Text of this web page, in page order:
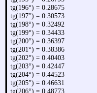
tg(196°) = 0.28675
tg(197°) = 0.30573
tg(198°) = 0.32492
tg(199°) = 0.34433
tg(200°) = 0.36397
tg(201°) = 0.38386
tg(202°) = 0.40403
tg(203°) = 0.42447
tg(204°) = 0.44523
tg(205°) = 0.46631
tg(206°) = 0.48773